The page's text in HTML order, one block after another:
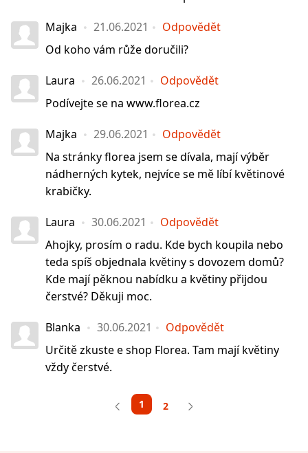
Majka 21.06.2021
Odpovědět
Od koho vám růže doručili?
Laura 26.06.2021
Odpovědět
Podívejte se na www.florea.cz
Majka 29.06.2021
Odpovědět
Na stránky florea jsem se dívala, mají výběr
nádherných kytek, nejvíce se mě líbí květinové
krabičky.
Laura 30.06.2021
Odpovědět
Ahojky, prosím o radu. Kde bych koupila nebo
teda spíš objednala květiny s dovozem domů?
Kde mají pěknou nabídku a květiny přijdou
čerstvé? Děkuji moc.
Blanka 30.06.2021
Odpovědět
Určitě zkuste e shop Florea. Tam mají květiny
vždy čerstvé.
1 2